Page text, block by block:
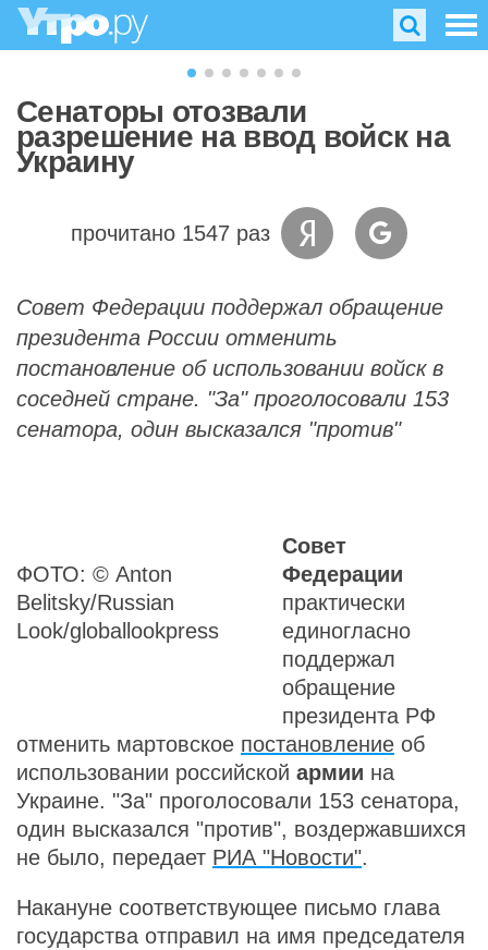
Сенаторы отозвали
разрешение на ввод войск на
Украину
прочитано 1547 раз
Совет Федерации поддержал обращение
президента России отменить
постановление об использовании войск в
соседней стране. "За" проголосовали 153
сенатора, один высказался "против"
ФОТО: © Anton
Belitsky/Russian
Look/globallookpress
Совет
Федерации
практически
единогласно
поддержал
обращение
президента РФ
отменить мартовское постановление об
использовании российской армии на
Украине. "За" проголосовали 153 сенатора,
один высказался "против", воздержавшихся
не было, передает РИА "Новости".
Накануне соответствующее письмо глава
государства отправил на имя председателя